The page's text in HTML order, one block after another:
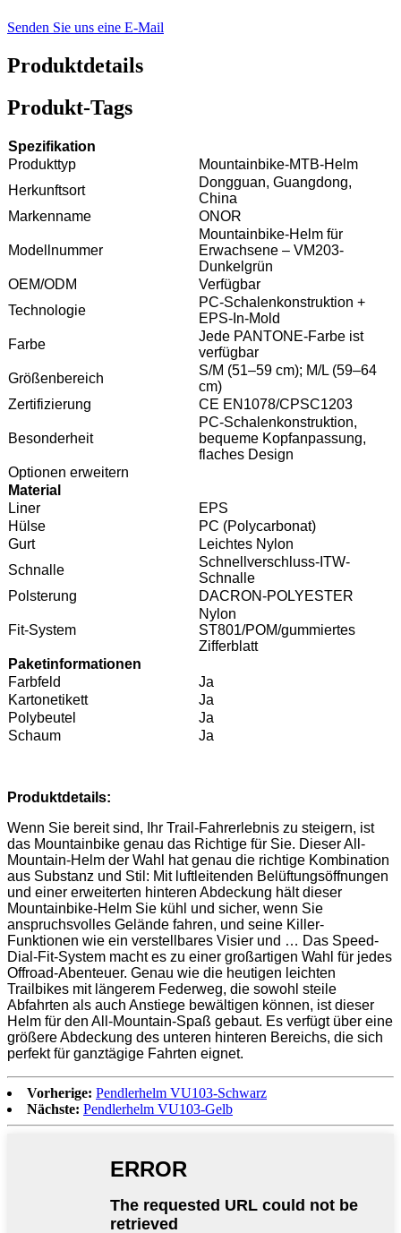
Senden Sie uns eine E-Mail
Produktdetails
Produkt-Tags
Spezifikation
Produkttyp
Mountainbike-MTB-Helm
Herkunftsort
Dongguan, Guangdong,
China
Markenname
ONOR
Modellnummer
Mountainbike-Helm für
Erwachsene – VM203-
Dunkelgrün
OEM/ODM
Verfügbar
Technologie
PC-Schalenkonstruktion +
EPS-In-Mold
Farbe
Jede PANTONE-Farbe ist
verfügbar
Größenbereich
S/M (51–59 cm); M/L (59–64
cm)
Zertifizierung
CE EN1078/CPSC1203
Besonderheit
PC-Schalenkonstruktion,
bequeme Kopfanpassung,
flaches Design
Optionen erweitern
Material
Liner
EPS
Hülse
PC (Polycarbonat)
Gurt
Leichtes Nylon
Schnalle
Schnellverschluss-ITW-
Schnalle
Polsterung
DACRON-POLYESTER
Fit-System
Nylon
ST801/POM/gummiertes
Zifferblatt
Paketinformationen
Farbfeld
Ja
Kartonetikett
Ja
Polybeutel
Ja
Schaum
Ja
Produktdetails:
Wenn Sie bereit sind, Ihr Trail-Fahrerlebnis zu steigern, ist
das Mountainbike genau das Richtige für Sie. Dieser All-
Mountain-Helm der Wahl hat genau die richtige Kombination
aus Substanz und Stil: Mit luftleitenden Belüftungsöffnungen
und einer erweiterten hinteren Abdeckung hält dieser
Mountainbike-Helm Sie kühl und sicher, wenn Sie
anspruchsvolles Gelände fahren, und seine Killer-
Funktionen wie ein verstellbares Visier und … Das Speed-
Dial-Fit-System macht es zu einer großartigen Wahl für jedes
Offroad-Abenteuer. Genau wie die heutigen leichten
Trailbikes mit längerem Federweg, die sowohl steile
Abfahrten als auch Anstiege bewältigen können, ist dieser
Helm für den All-Mountain-Spaß gebaut. Es verfügt über eine
größere Abdeckung des unteren hinteren Bereichs, die sich
perfekt für ganztägige Fahrten eignet.
Vorherige: Pendlerhelm VU103-Schwarz
Nächste: Pendlerhelm VU103-Gelb